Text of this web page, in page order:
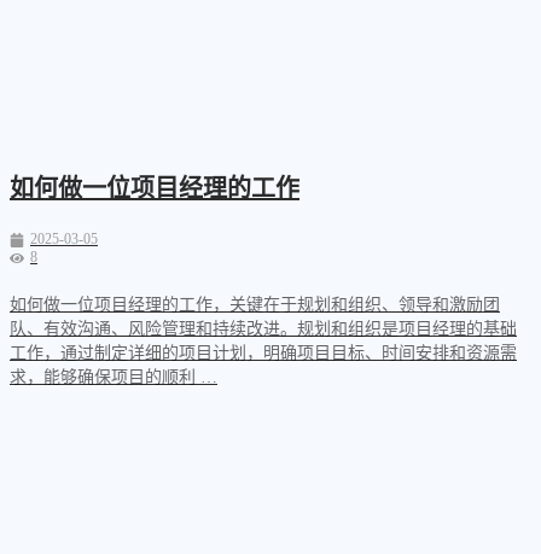
如何做一位项目经理的工作
2025-03-05
8
如何做一位项目经理的工作，关键在于规划和组织、领导和激励团
队、有效沟通、风险管理和持续改进。规划和组织是项目经理的基础
工作，通过制定详细的项目计划，明确项目目标、时间安排和资源需
求，能够确保项目的顺利 …